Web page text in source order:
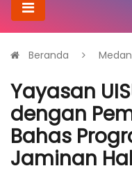
Beranda Medan
Yayasan
dengan
Bahas
Jaminan